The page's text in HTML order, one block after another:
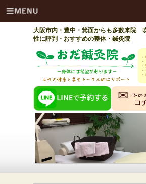
大阪市内・豊中・箕面からも多数来院
性に評判・おすすめの整体・鍼灸院